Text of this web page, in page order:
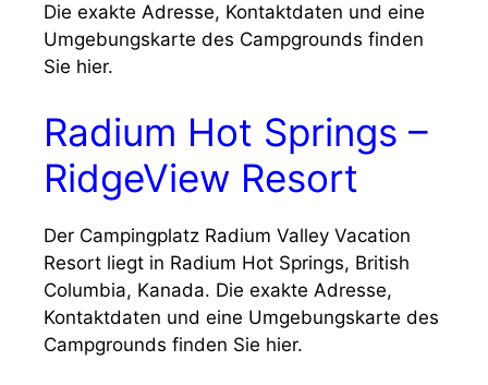
Die exakte Adresse, Kontaktdaten und eine
Umgebungskarte des Campgrounds finden
Sie hier.
Radium Hot Springs –
RidgeView Resort
Der Campingplatz Radium Valley Vacation
Resort liegt in Radium Hot Springs, British
Columbia, Kanada. Die exakte Adresse,
Kontaktdaten und eine Umgebungskarte des
Campgrounds finden Sie hier.